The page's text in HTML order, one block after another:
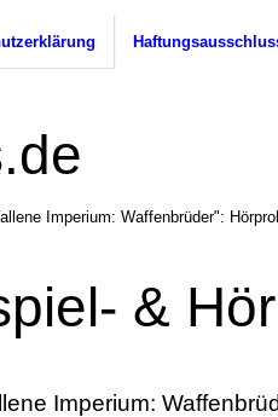
Imperium: Waffenbrüder":
&
Imperium: